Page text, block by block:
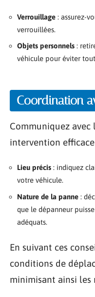
Verrouillage : assurez-
verrouillées.
Objets personnels :
véhicule pour éviter
Coordination
Communiquez
intervention
Lieu précis : indiquez
votre véhicule.
Nature de la panne :
que le dépanneur
adéquats.
En suivant ces
conditions de
minimisant ainsi les